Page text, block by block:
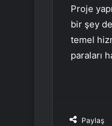
Proje
bir şey
temel
paraları
Paylaş